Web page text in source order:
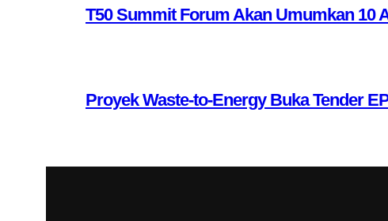
T50 Summit Forum Akan Umumkan 10
Proyek Waste-to-Energy Buka Tender